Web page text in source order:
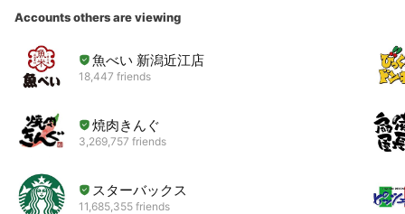
Accounts others are viewing
魚べい 新潟近江店
18,447 friends
焼肉きんぐ
3,269,757 friends
スターバックス
11,685,355 friends